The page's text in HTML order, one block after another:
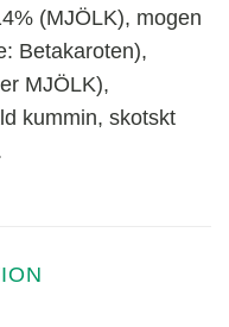
(MJÖLK), mogen
Betakaroten),
MJÖLK),
kummin, skotskt